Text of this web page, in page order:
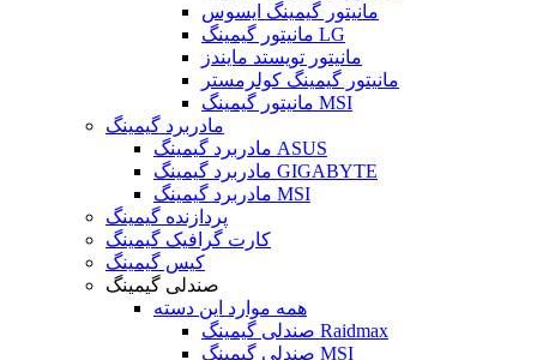
مانیتور گیمینگ ایسوس
مانیتور گیمینگ LG
مانیتور تویستد مایندز
مانیتور گیمینگ کولرمستر
مانیتور گیمینگ MSI
مادربرد گیمینگ
مادربرد گیمینگ ASUS
مادربرد گیمینگ GIGABYTE
مادربرد گیمینگ MSI
پردازنده گیمینگ
کارت گرافیک گیمینگ
کیس گیمینگ
صندلی گیمینگ
همه موارد این دسته
صندلی گیمینگ Raidmax
صندلی گیمینگ MSI